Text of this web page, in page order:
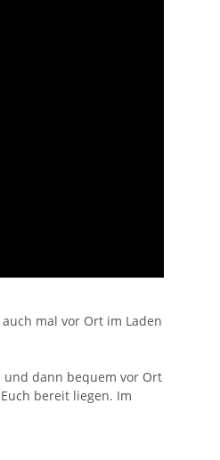
mal vor Ort im Laden
und dann bequem vor Ort
bereit liegen. Im